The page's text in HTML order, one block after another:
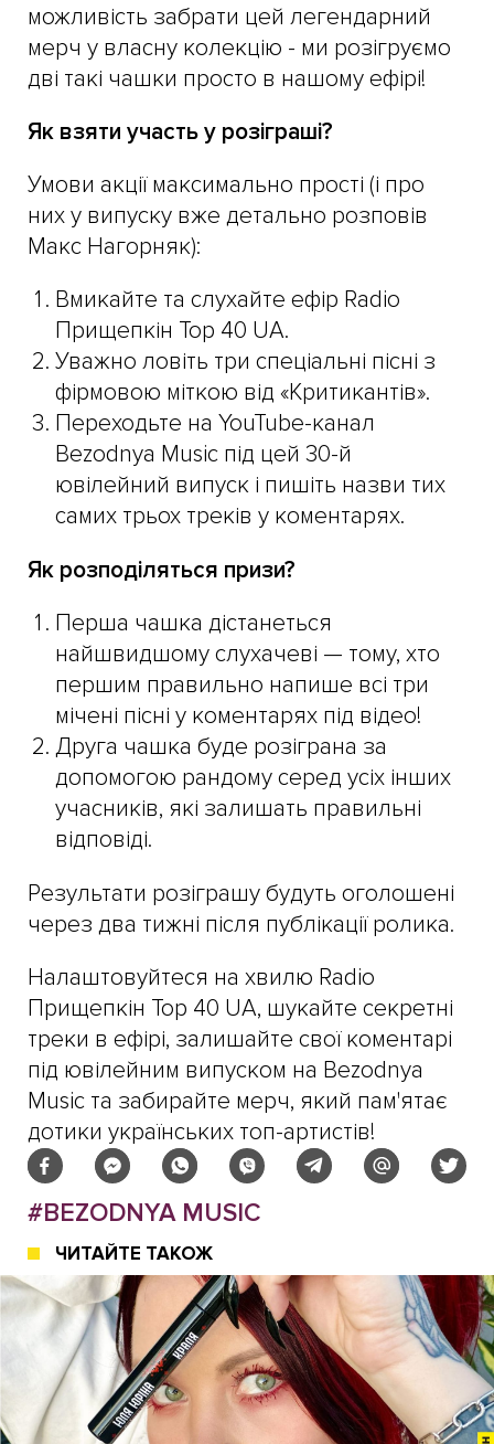
можливість забрати цей легендарний
мерч у власну колекцію - ми розігруємо
дві такі чашки просто в нашому ефірі!
Як взяти участь у розіграші?
Умови акції максимально прості (і про
них у випуску вже детально розповів
Макс Нагорняк):
Вмикайте та слухайте ефір Radio
Прищепкін Top 40 UA.
Уважно ловіть три спеціальні пісні з
фірмовою міткою від «Критикантів».
Переходьте на YouTube-канал
Bezodnya Music під цей 30-й
ювілейний випуск і пишіть назви тих
самих трьох треків у коментарях.
Як розподіляться призи?
Перша чашка дістанеться
найшвидшому слухачеві — тому, хто
першим правильно напише всі три
мічені пісні у коментарях під відео!
Друга чашка буде розіграна за
допомогою рандому серед усіх інших
учасників, які залишать правильні
відповіді.
Результати розіграшу будуть оголошені
через два тижні після публікації ролика.
Налаштовуйтеся на хвилю Radio
Прищепкін Top 40 UA, шукайте секретні
треки в ефірі, залишайте свої коментарі
під ювілейним випуском на Bezodnya
Music та забирайте мерч, який пам'ятає
дотики українських топ-артистів!
#BEZODNYA MUSIC
ЧИТАЙТЕ ТАКОЖ